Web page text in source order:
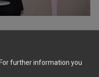
ο πρόεδρος του
αναφέρθηκε και
για την
further information you